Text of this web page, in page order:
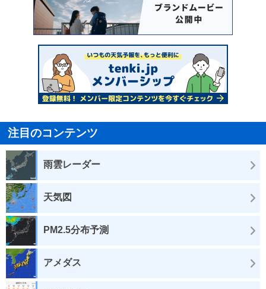
注目のコンテンツ
雨雲レーダー
天気図
PM2.5分布予測
アメダス